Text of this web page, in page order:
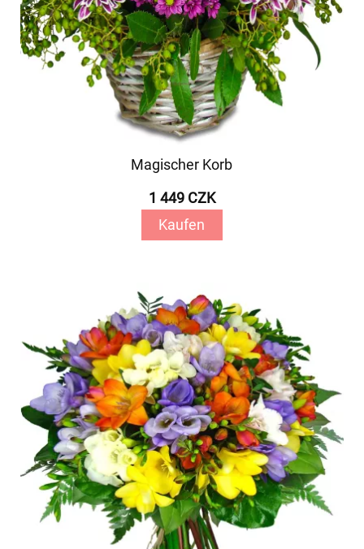
Magischer Korb
1 449 CZK
Kaufen